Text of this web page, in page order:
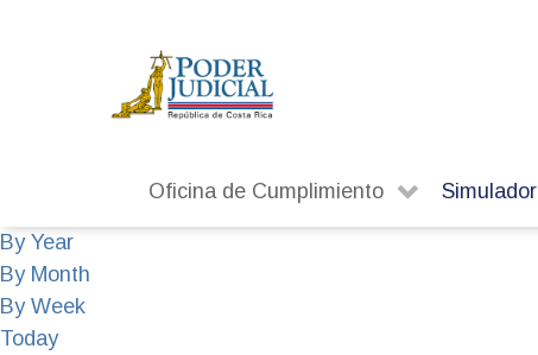
Oficina de Cumplimiento Simulador
By Year
By Month
By Week
Today